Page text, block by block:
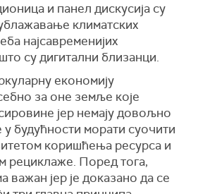
и панел дискусија су
климатских
најсавременијих
су дигитални близанци.
економију
за оне земље које
јер немају довољно
у будућности морати суочити
коришћења ресурса и
рециклаже. Поред тога,
важан јер је доказано да се